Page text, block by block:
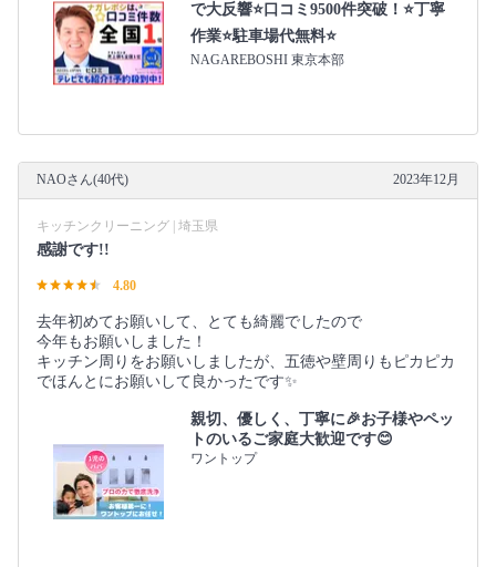
で大反響⭐口コミ9500件突破！⭐丁寧
作業⭐駐車場代無料⭐
NAGAREBOSHI 東京本部
NAOさん(40代) 2023年12月
キッチンクリーニング | 埼玉県
感謝です!!
4.80
去年初めてお願いして、とても綺麗でしたので
今年もお願いしました！
キッチン周りをお願いしましたが、五徳や壁周りもピカピカ
でほんとにお願いして良かったです✨
親切、優しく、丁寧に🎉お子様やペッ
トのいるご家庭大歓迎です😊
ワントップ